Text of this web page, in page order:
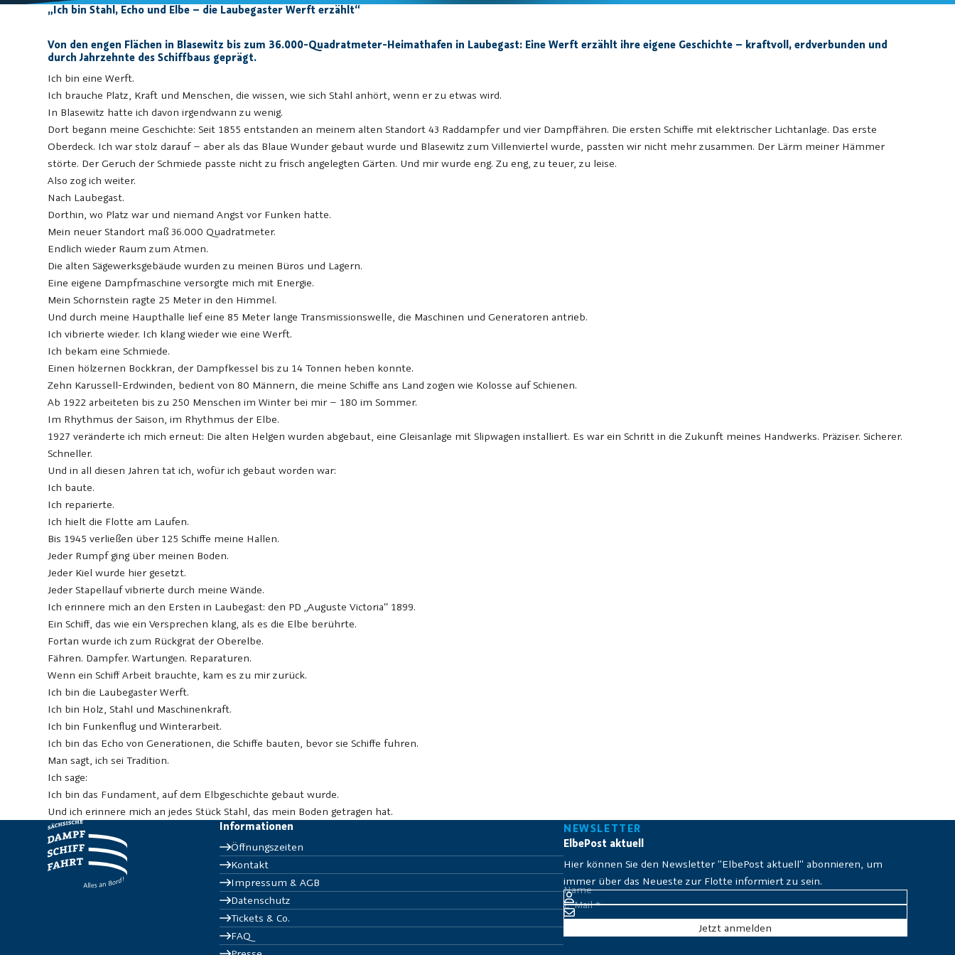
„Ich bin Stahl, Echo und Elbe – die Laubegaster Werft erzählt“
Von den engen Flächen in Blasewitz bis zum 36.000-Quadratmeter-Heimathafen in Laubegast: Eine Werft erzählt ihre eigene Geschichte – kraftvoll, erdverbunden und
durch Jahrzehnte des Schiffbaus geprägt.
Ich bin eine Werft.
Ich brauche Platz, Kraft und Menschen, die wissen, wie sich Stahl anhört, wenn er zu etwas wird.
In Blasewitz hatte ich davon irgendwann zu wenig.
Dort begann meine Geschichte: Seit 1855 entstanden an meinem alten Standort 43 Raddampfer und vier Dampffähren. Die ersten Schiffe mit elektrischer Lichtanlage. Das erste
Oberdeck. Ich war stolz darauf – aber als das Blaue Wunder gebaut wurde und Blasewitz zum Villenviertel wurde, passten wir nicht mehr zusammen. Der Lärm meiner Hämmer
störte. Der Geruch der Schmiede passte nicht zu frisch angelegten Gärten. Und mir wurde eng. Zu eng, zu teuer, zu leise.
Also zog ich weiter.
Nach Laubegast.
Dorthin, wo Platz war und niemand Angst vor Funken hatte.
Mein neuer Standort maß 36.000 Quadratmeter.
Endlich wieder Raum zum Atmen.
Die alten Sägewerksgebäude wurden zu meinen Büros und Lagern.
Eine eigene Dampfmaschine versorgte mich mit Energie.
Mein Schornstein ragte 25 Meter in den Himmel.
Und durch meine Haupthalle lief eine 85 Meter lange Transmissionswelle, die Maschinen und Generatoren antrieb.
Ich vibrierte wieder. Ich klang wieder wie eine Werft.
Ich bekam eine Schmiede.
Einen hölzernen Bockkran, der Dampfkessel bis zu 14 Tonnen heben konnte.
Zehn Karussell-Erdwinden, bedient von 80 Männern, die meine Schiffe ans Land zogen wie Kolosse auf Schienen.
Ab 1922 arbeiteten bis zu 250 Menschen im Winter bei mir – 180 im Sommer.
Im Rhythmus der Saison, im Rhythmus der Elbe.
1927 veränderte ich mich erneut: Die alten Helgen wurden abgebaut, eine Gleisanlage mit Slipwagen installiert. Es war ein Schritt in die Zukunft meines Handwerks. Präziser. Sicherer.
Schneller.
Und in all diesen Jahren tat ich, wofür ich gebaut worden war:
Ich baute.
Ich reparierte.
Ich hielt die Flotte am Laufen.
Bis 1945 verließen über 125 Schiffe meine Hallen.
Jeder Rumpf ging über meinen Boden.
Jeder Kiel wurde hier gesetzt.
Jeder Stapellauf vibrierte durch meine Wände.
Ich erinnere mich an den Ersten in Laubegast: den PD „Auguste Victoria“ 1899.
Ein Schiff, das wie ein Versprechen klang, als es die Elbe berührte.
Fortan wurde ich zum Rückgrat der Oberelbe.
Fähren. Dampfer. Wartungen. Reparaturen.
Wenn ein Schiff Arbeit brauchte, kam es zu mir zurück.
Ich bin die Laubegaster Werft.
Ich bin Holz, Stahl und Maschinenkraft.
Ich bin Funkenflug und Winterarbeit.
Ich bin das Echo von Generationen, die Schiffe bauten, bevor sie Schiffe fuhren.
Man sagt, ich sei Tradition.
Ich sage:
Ich bin das Fundament, auf dem Elbgeschichte gebaut wurde.
Und ich erinnere mich an jedes Stück Stahl, das mein Boden getragen hat.
Informationen
Öffnungszeiten
Kontakt
Impressum & AGB
Datenschutz
Tickets & Co.
FAQ
NEWSLETTER
ElbePost aktuell
Hier können Sie den Newsletter "ElbePost aktuell" abonnieren, um
immer über das Neueste zur Flotte informiert zu sein.
Name
E-Mail*